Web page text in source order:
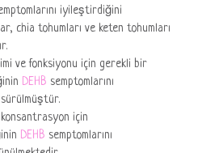
iyileştirdiğini
chia tohumları ve keten tohumları
ve fonksiyonu için gerekli bir
DEHB semptomlarını
için
DEHB semptomlarını